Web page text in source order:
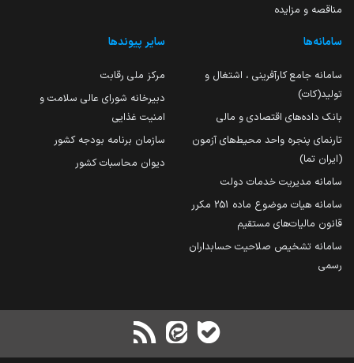
مناقصه و مزایده
سامانه‌ها
سامانه جامع کارآفرینی ، اشتغال و
تولید(کات)
بانک داده‌های اقتصادی و مالی
تارنمای پنجره واحد محیط‌های آزمون
(ایران تما)
سامانه مدیریت خدمات دولت
سامانه هیات موضوع ماده 251 مکرر
قانون مالیات‌های مستقیم
سامانه تشخیص صلاحیت حسابداران
رسمی
سایر پیوندها
مرکز ملی رقابت
دبیرخانه شورای عالی سلامت و
امنیت غذایی
سازمان برنامه بودجه کشور
دیوان محاسبات کشور